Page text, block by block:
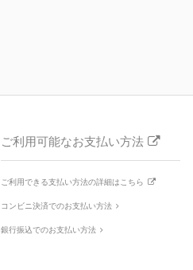
ご利用可能なお支払い方法
ご利用できる支払い方法の詳細はこちら
コンビニ決済でのお支払い方法
銀行振込でのお支払い方法